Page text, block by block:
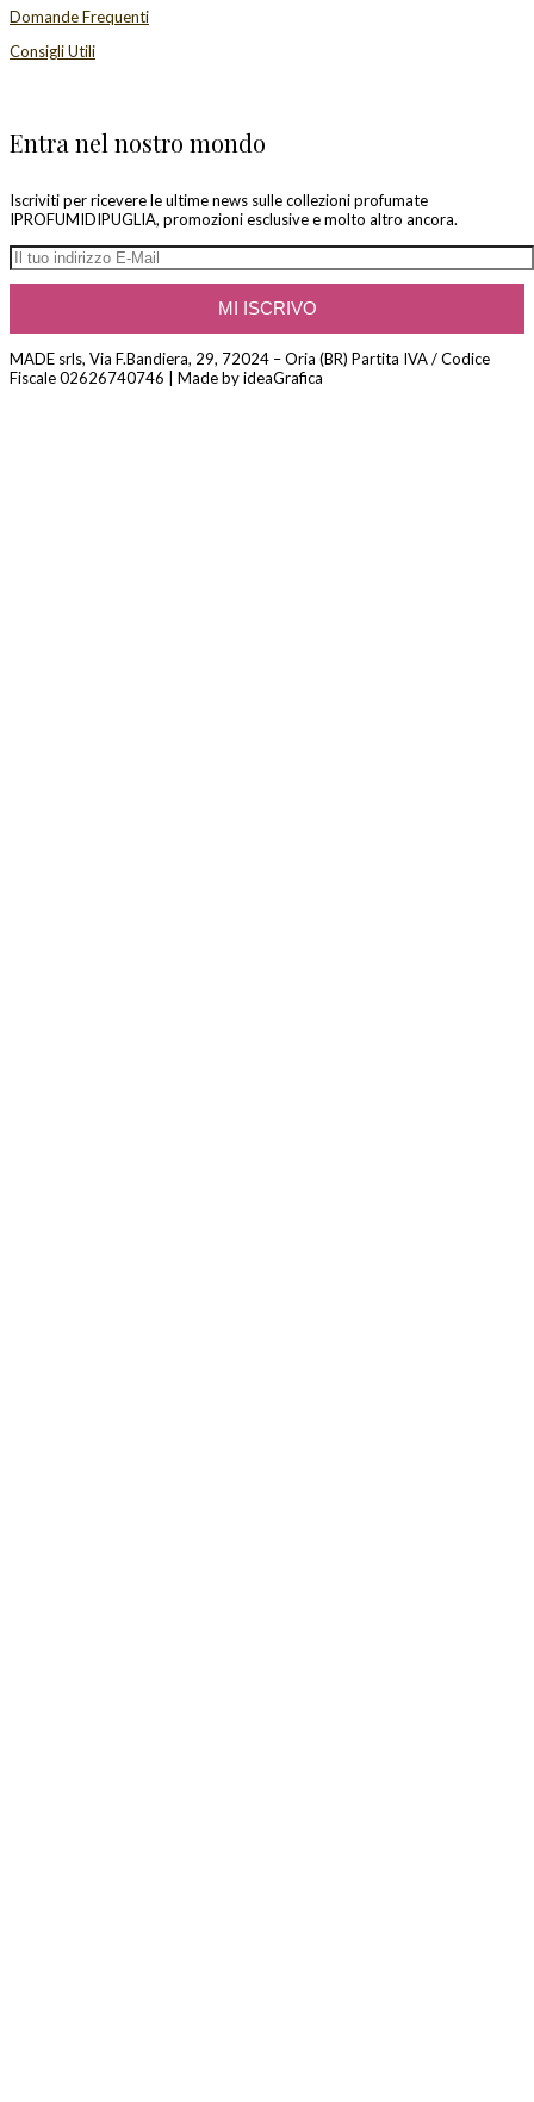
Domande Frequenti
Consigli Utili
Entra nel nostro mondo
Iscriviti per ricevere le ultime news sulle collezioni profumate
IPROFUMIDIPUGLIA, promozioni esclusive e molto altro ancora.
MADE srls, Via F.Bandiera, 29, 72024 – Oria (BR) Partita IVA / Codice
Fiscale 02626740746 | Made by ideaGrafica